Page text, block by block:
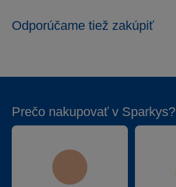
Odporúčame tiež zakúpiť
Prečo nakupovať v Sparkys?